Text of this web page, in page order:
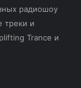
радиошоу
треки и
Trance и